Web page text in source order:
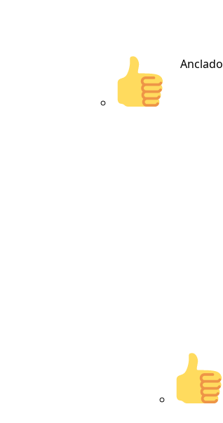
Anclado